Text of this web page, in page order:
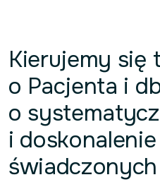
Kierujemy się
o Pacjenta i
o
i doskonalenie
świadczonych